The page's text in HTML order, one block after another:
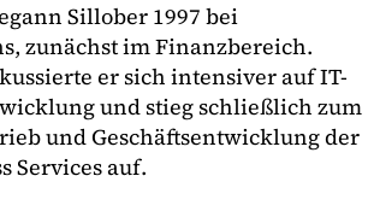
Sillober 1997 bei
zunächst im Finanzbereich.
er sich intensiver auf IT-
und stieg schließlich zum
und Geschäftsentwicklung der
Services auf.